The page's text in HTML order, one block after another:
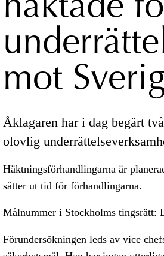
häktade
mot
Åklagaren har i dag begärt
olovlig
Häktningsförhandlingarna är
sätter ut tid för förhandlingarna.
Målnummer i Stockholms tingsrätt:
Förundersökningen leds av vice